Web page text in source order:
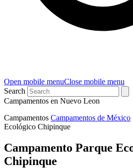
Open mobile menuClose mobile menu
Search
Campamentos en Nuevo Leon
Campamentos Campamentos de México
Ecológico Chipinque
Campamento Parque
Chipinque